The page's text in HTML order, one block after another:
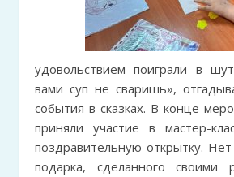
удовольствием поиграли в
вами суп не сваришь»,
события в сказках. В конце
приняли участие в мастер-
поздравительную открытку.
подарка, сделанного своими